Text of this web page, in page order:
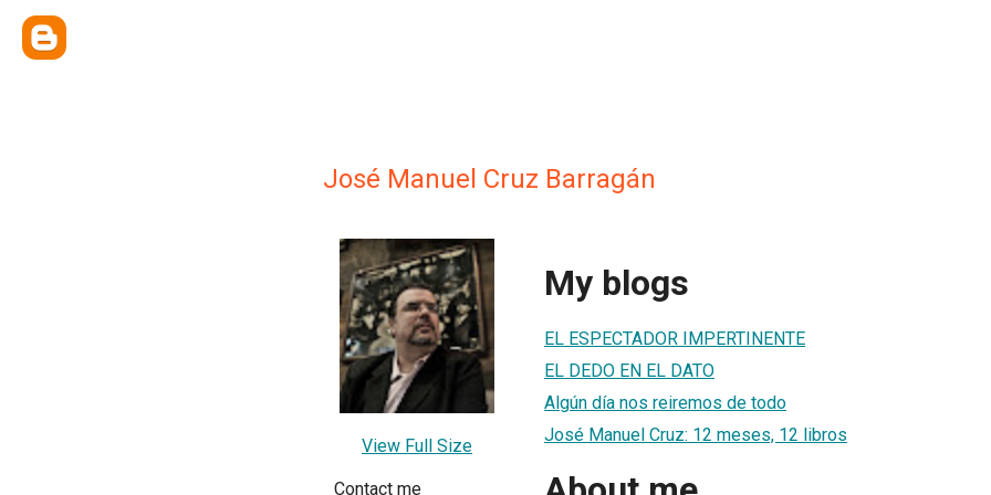
José Manuel Cruz Barragán
View Full Size
Contact me
My blogs
EL ESPECTADOR IMPERTINENTE
EL DEDO EN EL DATO
Algún día nos reiremos de todo
José Manuel Cruz: 12 meses, 12 libros